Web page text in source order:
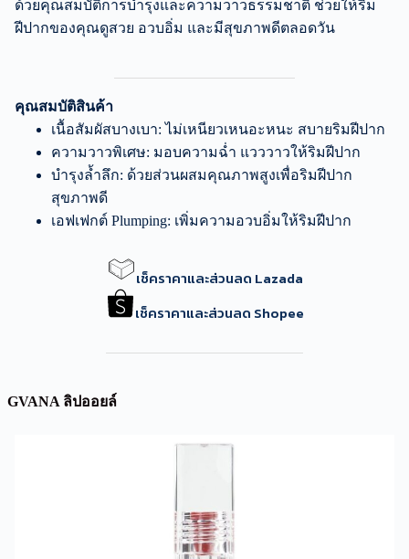
ด้วยคุณสมบัติการบำรุงและความวาวธรรมชาติ ช่วยให้ริม
ฝีปากของคุณดูสวย อวบอิ่ม และมีสุขภาพดีตลอดวัน
คุณสมบัติสินค้า
เนื้อสัมผัสบางเบา: ไม่เหนียวเหนอะหนะ สบายริมฝีปาก
ความวาวพิเศษ: มอบความฉ่ำ แวววาวให้ริมฝีปาก
บำรุงล้ำลึก: ด้วยส่วนผสมคุณภาพสูงเพื่อริมฝีปาก
สุขภาพดี
เอฟเฟกต์ Plumping: เพิ่มความอวบอิ่มให้ริมฝีปาก
เช็คราคาและส่วนลด Lazada
เช็คราคาและส่วนลด Shopee
GVANA ลิปออยล์